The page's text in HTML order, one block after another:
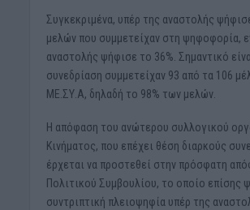
Συγκεκριμένα, υπέρ της αναστολής
μελών που συμμετείχαν στη ψηφοφορία,
αναστολής ψήφισε το 36%. Σημαντικό
συνεδρίαση συμμετείχαν 93 από τα 106
ΜΕ.ΣΥ.Α, δηλαδή το 98% των μελών.
Η απόφαση του ανώτερου συλλογικού
Κινήματος, που επέχει θέση διαρκούς
έρχεται να προστεθεί στην πρόσφατη
Πολιτικού Συμβουλίου, το οποίο επίσης
συντριπτική πλειοψηφία υπέρ της